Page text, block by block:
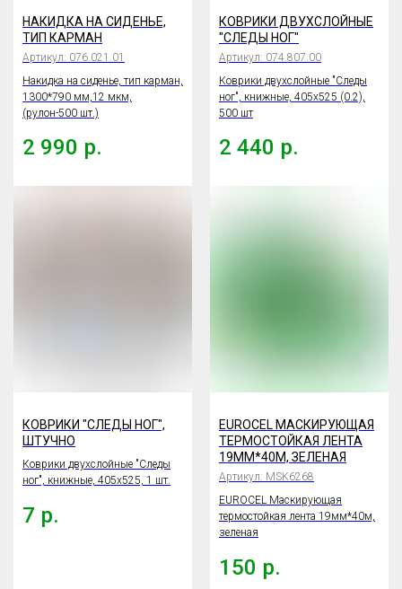
НАКИДКА НА СИДЕНЬЕ,
ТИП КАРМАН
Артикул: 076.021.01
Накидка на сиденье, тип карман,
1300*790 мм,12 мкм,
(рулон-500 шт.)
2 990 р.
КОВРИКИ ДВУХСЛОЙНЫЕ
"СЛЕДЫ НОГ"
Артикул: 074.807.00
Коврики двухслойные "Следы
ног", книжные, 405х525 (0.2),
500 шт
2 440 р.
КОВРИКИ "СЛЕДЫ НОГ",
ШТУЧНО
Коврики двухслойные "Следы
ног", книжные, 405х525, 1 шт.
7 р.
EUROCEL МАСКИРУЮЩАЯ
ТЕРМОСТОЙКАЯ ЛЕНТА
19ММ*40М, ЗЕЛЕНАЯ
Артикул: MSK6268
EUROCEL Маскирующая
термостойкая лента 19мм*40м,
зеленая
150 р.